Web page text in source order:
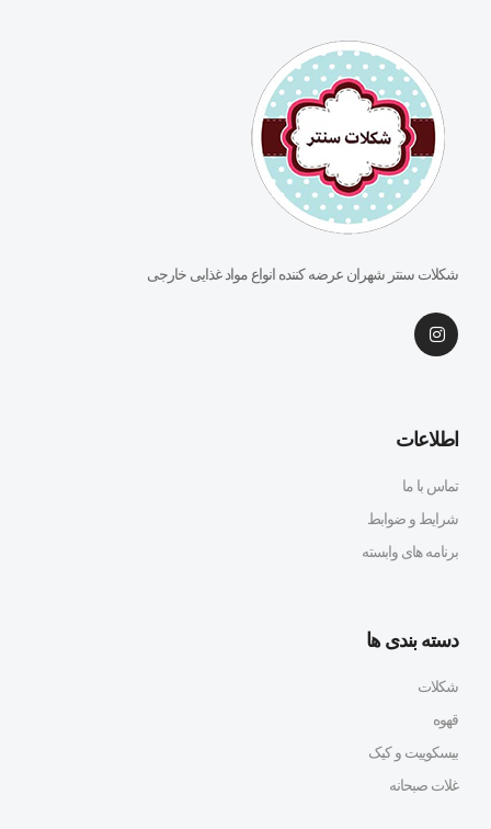
شکلات سنتر شهران عرضه کننده انواع مواد غذایی خارجی
اطلاعات
تماس با ما
شرایط و ضوابط
برنامه های وابسته
دسته بندی ها
شکلات
قهوه
بیسکوییت و کیک
غلات صبحانه